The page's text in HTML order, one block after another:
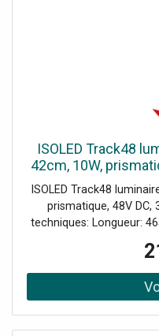
ISOLED Track48
42cm, 10W,
Line - Lampes
ISOLED Track48
prismatique, 48V DC,
techniques: Longueur:
nominale: 9,50 W,
Température de
110°, Faisceau